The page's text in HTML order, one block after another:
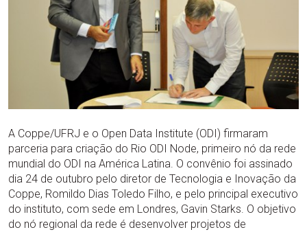
A Coppe/UFRJ e o Open Data Institute (ODI) firmaram
parceria para criação do Rio ODI Node, primeiro nó da rede
mundial do ODI na América Latina. O convênio foi assinado
dia 24 de outubro pelo diretor de Tecnologia e Inovação da
Coppe, Romildo Dias Toledo Filho, e pelo principal executivo
do instituto, com sede em Londres, Gavin Starks. O objetivo
do nó regional da rede é desenvolver projetos de